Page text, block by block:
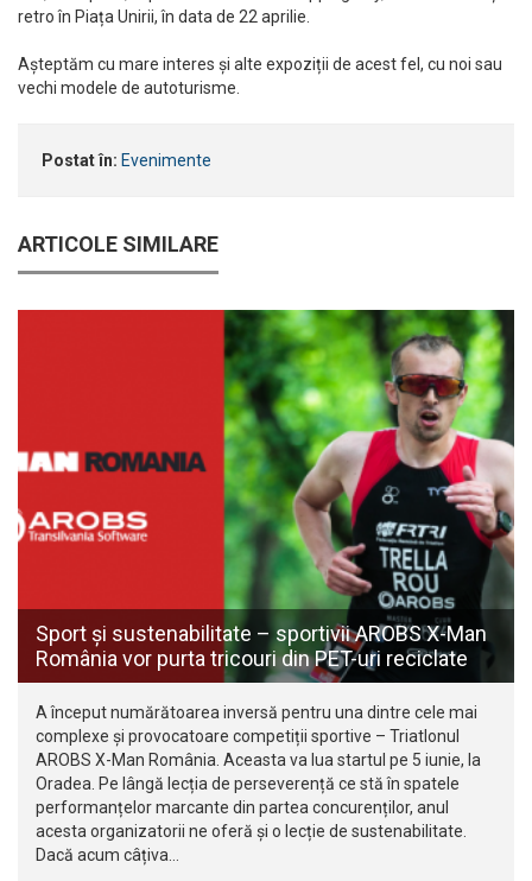
retro în Piața Unirii, în data de 22 aprilie.
Așteptăm cu mare interes și alte expoziții de acest fel, cu noi sau
vechi modele de autoturisme.
Postat în: Evenimente
ARTICOLE SIMILARE
Sport și sustenabilitate – sportivii AROBS X-Man
România vor purta tricouri din PET-uri reciclate
A început numărătoarea inversă pentru una dintre cele mai
complexe și provocatoare competiții sportive – Triatlonul
AROBS X-Man România. Aceasta va lua startul pe 5 iunie, la
Oradea. Pe lângă lecția de perseverență ce stă în spatele
performanțelor marcante din partea concurenților, anul
acesta organizatorii ne oferă și o lecție de sustenabilitate.
Dacă acum câțiva…